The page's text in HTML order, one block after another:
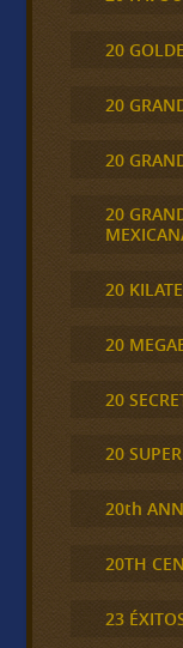
20
20
20
20
20
20
20
20
20th
20TH
23